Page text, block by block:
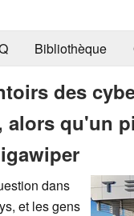
Bibliothèque
des
qu'un
dans
et les gens